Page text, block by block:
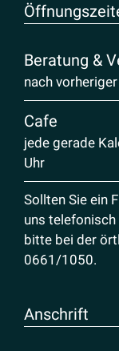
Beratung &
nach
Cafe
jede gerade
Uhr
Sollten Sie ein
uns telefonisch
bitte bei der
0661/1050.
Anschrift